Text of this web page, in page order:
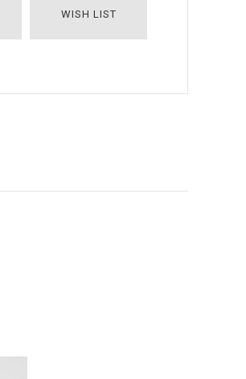
WISH LIST